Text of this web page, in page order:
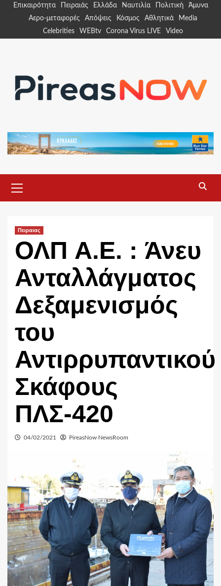
Επικαιρότητα Πειραιάς Ελλάδα Ναυτιλία Πολιτική
Άμυνα
Αερο-μεταφορές
Απόψεις Κόσμος Αθλητικά
Media
Celebrities
WEBtv Corona Virus LIVE Video
Menu
Πειραιας
ΟΛΠ A.E. : Άνευ
Ανταλλάγματος
Δεξαμενισμός
του
Αντιρρυπαντικού
Σκάφους
ΠΛΣ-420
04/02/2021 PireasNow NewsRoom